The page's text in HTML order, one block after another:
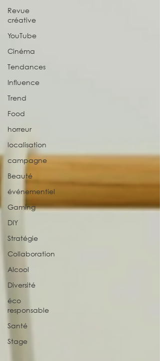
Revue
créative
YouTube
Cinéma
Tendances
Influence
Trend
Food
horreur
localisation
campagne
Beauté
événementiel
Gaming
DIY
Stratégie
Collaboration
Alcool
Diversité
éco
responsable
Santé
Stage